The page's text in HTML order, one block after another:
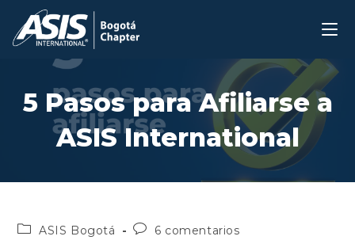
contenido
5 Pasos para Afiliarse a
ASIS International
Categoría
ASIS Bogotá
Comentarios
6 comentarios